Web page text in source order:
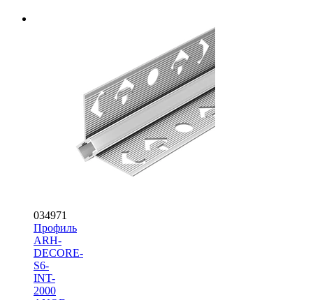
034971
Профиль
ARH-
DECORE-
S6-
INT-
2000